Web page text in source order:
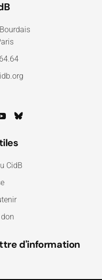
CidB
d'information